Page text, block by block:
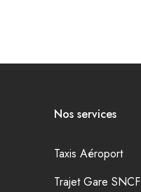
Nos services
Taxis Aéroport
Trajet Gare SNCF